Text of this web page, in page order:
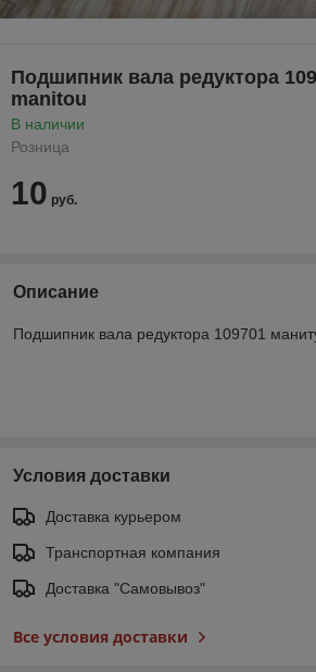
Подшипник вала редуктора
manitou
В наличии
Розница
10 руб.
Описание
Подшипник вала редуктора 109701
Условия доставки
Доставка курьером
Транспортная компания
Доставка "Самовывоз"
Все условия доставки